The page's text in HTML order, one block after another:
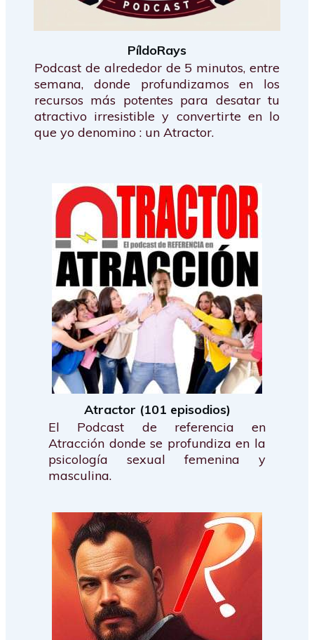
PíldoRays
Podcast de alrededor de 5 minutos, entre
semana, donde profundizamos en los
recursos más potentes para desatar tu
atractivo irresistible y convertirte en lo
que yo denomino : un Atractor.
Atractor (101 episodios)
El Podcast de referencia en
Atracción donde se profundiza en la
psicología sexual femenina y
masculina.